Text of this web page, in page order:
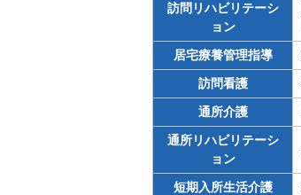
訪問リハビリテーシ
ョン
居宅療養管理指導
訪問看護
通所介護
通所リハビリテーシ
ョン
短期入所生活介護